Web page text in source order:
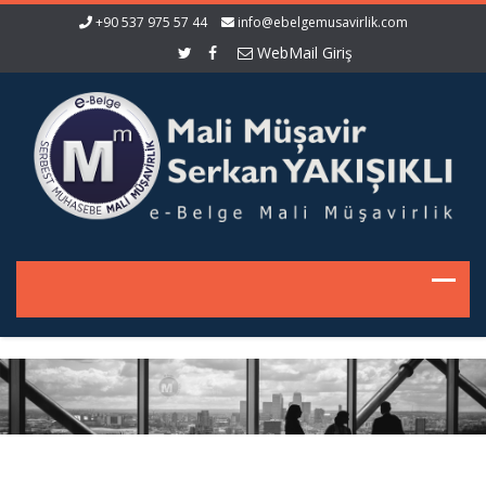
+90 537 975 57 44 info@ebelgemusavirlik.com
WebMail Giriş